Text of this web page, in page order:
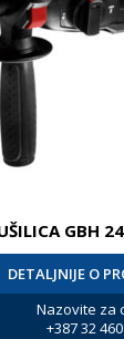
GBH
DETALJNIJE O
Nazovite za
+387 32